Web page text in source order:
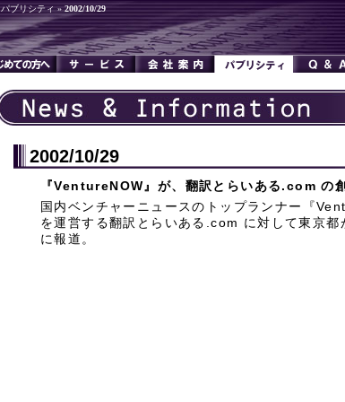
パブリシティ»2002/10/29
2002/10/29
『VentureNOW』が、翻訳とらいある.com の
国内ベンチャーニュースのトップランナー『
を運営する翻訳とらいある.com に対して東京
に報道。